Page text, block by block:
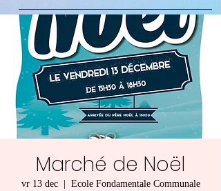
Marché de Noël
vr 13 dec
  |
Ecole Fondamentale Communale